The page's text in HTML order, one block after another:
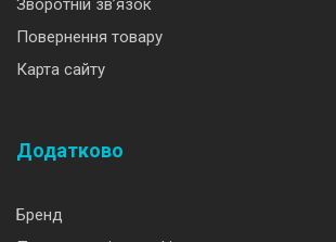
Зворотній зв’язок
Повернення товару
Карта сайту
Додатково
Бренд